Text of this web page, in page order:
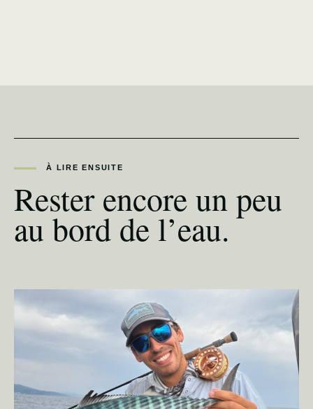
À LIRE ENSUITE
Rester encore un peu
au bord de l’eau.